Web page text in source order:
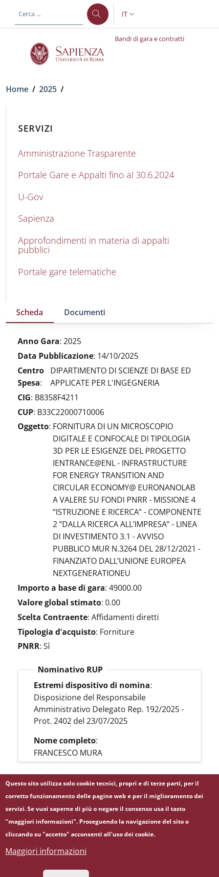
al contenuto principale
SELETTORE LINGUA:
IT
Bandi di gara e contratti
Briciole di pane
Home / 2025 /
SERVIZI
Amministrazione Trasparente
Portale Gare e Appalti fino al 30.6.2024
U-Gov
Sapienza
Approfondimenti in materia di appalti
pubblici
Portale gare telematiche
Scheda Documenti
Anno Gara: 2025
Data Pubblicazione: 14/10/2025
Centro
Spesa:
DIPARTIMENTO DI SCIENZE DI BASE ED
APPLICATE PER L'INGEGNERIA
CIG: B8358F4211
CUP: B33C22000710006
Oggetto: FORNITURA DI UN MICROSCOPIO
DIGITALE E CONFOCALE DI TIPOLOGIA
3D PER LE ESIGENZE DEL PROGETTO
IENTRANCE@ENL - INFRASTRUCTURE
FOR ENERGY TRANSITION AND
CIRCULAR ECONOMY@ EURONANOLAB
A VALERE SU FONDI PNRR - MISSIONE 4
“ISTRUZIONE E RICERCA” - COMPONENTE
2 “DALLA RICERCA ALL’IMPRESA” - LINEA
DI INVESTIMENTO 3.1 - AVVISO
PUBBLICO MUR N.3264 DEL 28/12/2021 -
FINANZIATO DALL’UNIONE EUROPEA
NEXTGENERATIONEU
Importo a base di gara: 49000.00
Valore global stimato: 0.00
Scelta Contraente: Affidamenti diretti
Tipologia d'acquisto: Forniture
PNRR: Sì
Nominativo RUP
Estremi dispositivo di nomina:
Disposizione del Responsabile
Amministrativo Delegato Rep. 192/2025 -
Prot. 2402 del 23/07/2025
Nome completo:
FRANCESCO MURA
© Università degli Studi di Roma "La Sapienza" -
Questo sito utilizza solo cookie tecnici, propri e di terze parti, per il
corretto funzionamento delle pagine web e per il miglioramento dei
servizi. Se vuoi saperne di più o negare il consenso usa il tasto
"maggiori informazioni". Proseguendo la navigazione del sito o
cliccando su "accetto" acconsenti all'uso dei cookie.
Maggiori informazioni